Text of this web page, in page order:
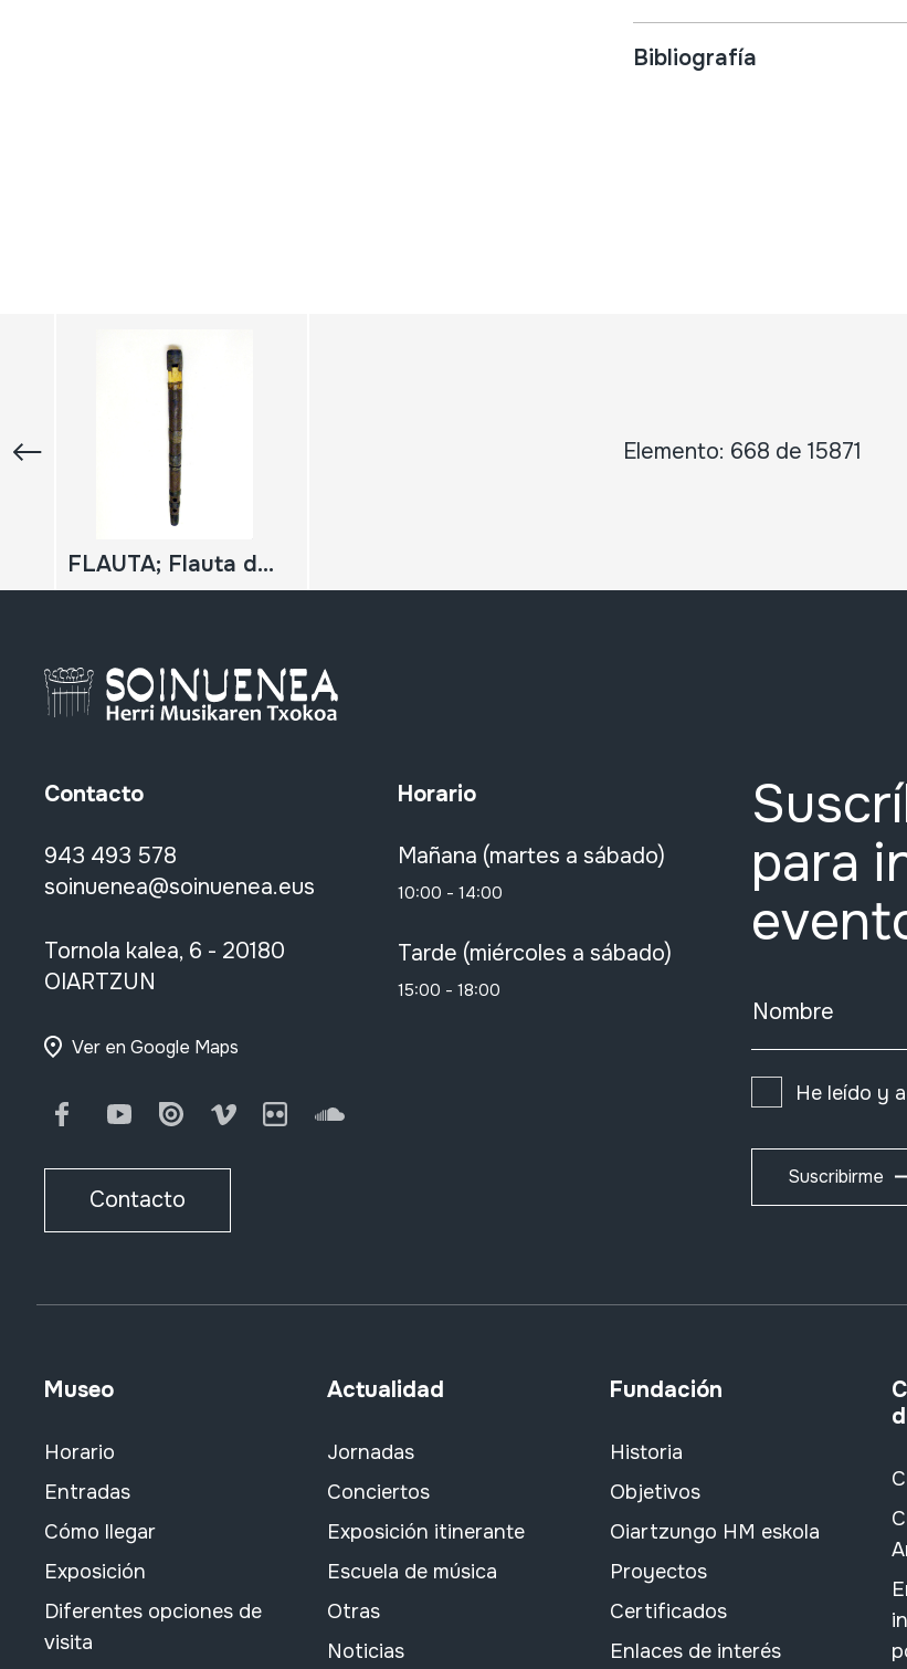
Bibliografía
Elemento: 668 de 15871
FLAUTA; Flauta de tamborilero
Contacto
943 493 578
soinuenea@soinuenea.eus
Tornola kalea, 6 - 20180
OIARTZUN
Ver en Google Maps
FacebookYoutubeIssuu Vimeo FlickrSoundCloud
Contacto
Horario
Mañana (martes a sábado)
10:00 - 14:00
Tarde (miércoles a sábado)
15:00 - 18:00
para
Nombre
He leído y
Suscribirme
Museo
Horario
Entradas
Cómo llegar
Exposición
Diferentes opciones de
visita
Actualidad
Jornadas
Conciertos
Exposición itinerante
Escuela de música
Otras
Noticias
Fundación
Historia
Objetivos
Oiartzungo HM eskola
Proyectos
Certificados
Enlaces de interés